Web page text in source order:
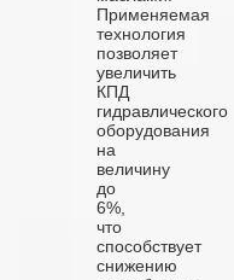
Применяемая
технология
позволяет
увеличить
КПД
гидравлического
оборудования
на
величину
до
6%,
что
способствует
снижению